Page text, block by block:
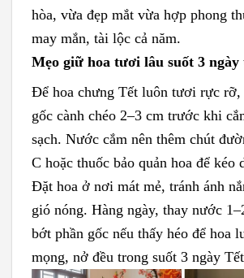
hòa, vừa đẹp mắt vừa hợp phong
may mắn, tài lộc cả năm.
Mẹo giữ hoa tươi lâu suốt 3 ngày
Để hoa chưng Tết luôn tươi rực rỡ,
gốc cành chéo 2–3 cm trước khi
sạch. Nước cắm nên thêm chút
C hoặc thuốc bảo quản hoa để kéo
Đặt hoa ở nơi mát mẻ, tránh ánh
gió nóng. Hàng ngày, thay nước
bớt phần gốc nếu thấy héo để hoa
mọng, nở đều trong suốt 3 ngày